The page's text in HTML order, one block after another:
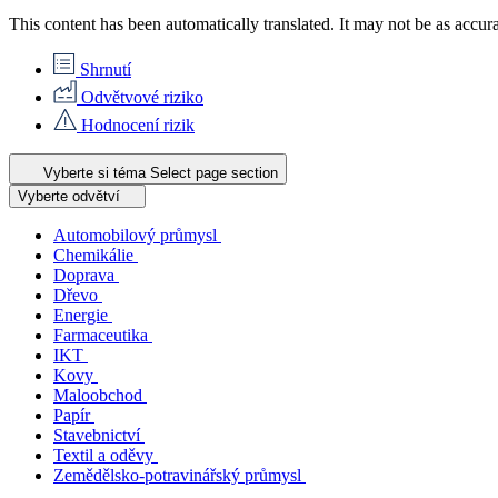
This content has been automatically translated. It may not be as
Shrnutí
Odvětvové riziko
Hodnocení rizik
Vyberte si téma Select page section
Vyberte odvětví
Automobilový průmysl
Chemikálie
Doprava
Dřevo
Energie
Farmaceutika
IKT
Kovy
Maloobchod
Papír
Stavebnictví
Textil a oděvy
Zemědělsko-potravinářský průmysl